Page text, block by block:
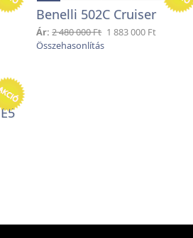
Benelli 502C Cruiser
Ár:2 480 000 Ft 1 883 000 Ft